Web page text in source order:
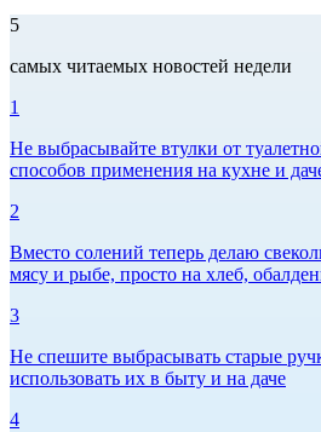
5
самых читаемых новостей недели
1
Не выбрасывайте втулки от
способов применения на кухне и
2
Вместо солений теперь делаю
мясу и рыбе, просто на хлеб,
3
Не спешите выбрасывать старые
использовать их в быту и на даче
4